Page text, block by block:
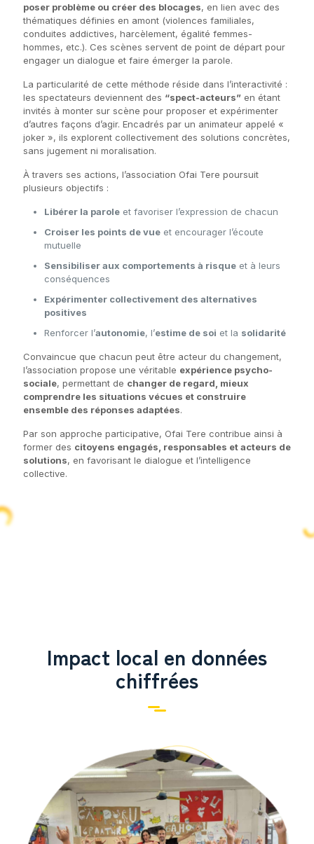
poser problème ou créer des blocages, en lien avec des
thématiques définies en amont (violences familiales,
conduites addictives, harcèlement, égalité femmes-
hommes, etc.). Ces scènes servent de point de départ pour
engager un dialogue et faire émerger la parole.
La particularité de cette méthode réside dans l’interactivité :
les spectateurs deviennent des “spect-acteurs” en étant
invités à monter sur scène pour proposer et expérimenter
d’autres façons d’agir. Encadrés par un animateur appelé «
joker », ils explorent collectivement des solutions concrètes,
sans jugement ni moralisation.
À travers ses actions, l’association Ofai Tere poursuit
plusieurs objectifs :
Libérer la parole et favoriser l’expression de chacun
Croiser les points de vue et encourager l’écoute
mutuelle
Sensibiliser aux comportements à risque et à leurs
conséquences
Expérimenter collectivement des alternatives
positives
Renforcer l’autonomie, l’estime de soi et la solidarité
Convaincue que chacun peut être acteur du changement,
l’association propose une véritable expérience psycho-
sociale, permettant de changer de regard, mieux
comprendre les situations vécues et construire
ensemble des réponses adaptées.
Par son approche participative, Ofai Tere contribue ainsi à
former des citoyens engagés, responsables et acteurs de
solutions, en favorisant le dialogue et l’intelligence
collective.
Impact local en données
chiffrées